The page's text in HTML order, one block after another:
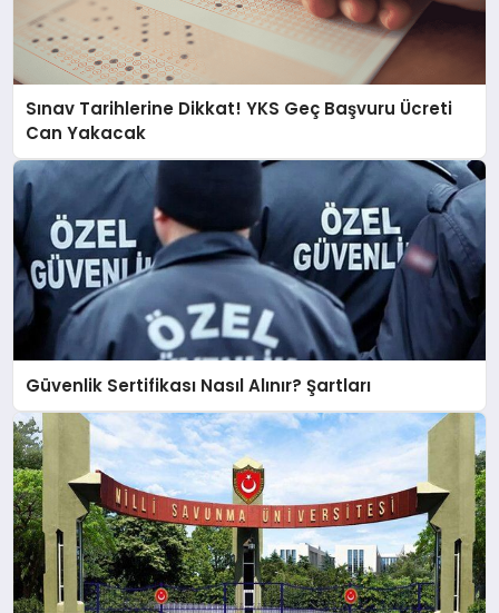
Sınav Tarihlerine Dikkat! YKS Geç Başvuru Ücreti
Can Yakacak
Güvenlik Sertifikası Nasıl Alınır? Şartları